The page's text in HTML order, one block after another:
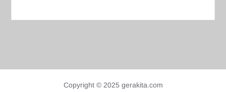
Copyright © 2025 gerakita.com